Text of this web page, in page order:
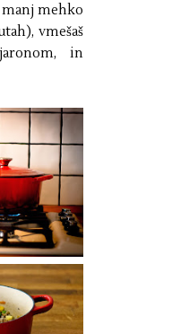
mehko
vmešaš
in